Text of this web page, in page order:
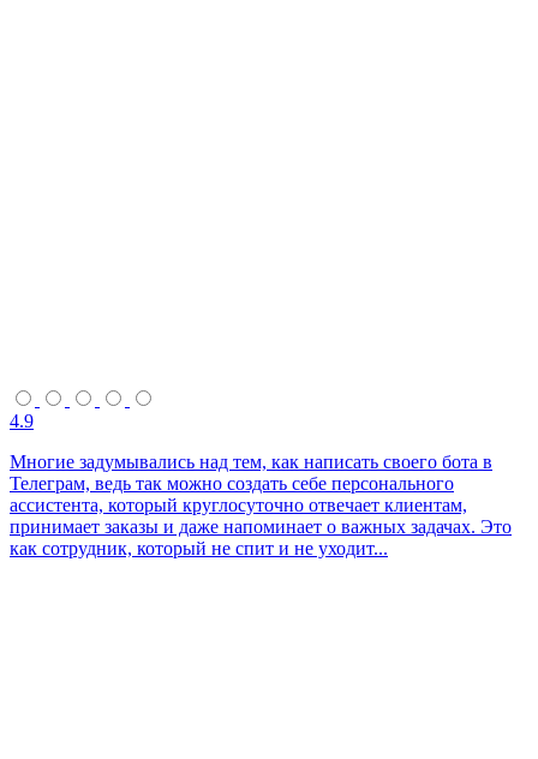
4.9
Многие задумывались над тем, как написать своего бота в
Телеграм, ведь так можно создать себе персонального
ассистента, который круглосуточно отвечает клиентам,
принимает заказы и даже напоминает о важных задачах. Это
как сотрудник, который не спит и не уходит...